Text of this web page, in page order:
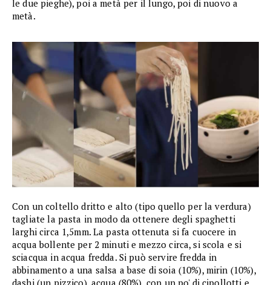
le due pieghe), poi a metà per il lungo, poi di nuovo a
metà.
Con un coltello dritto e alto (tipo quello per la verdura)
tagliate la pasta in modo da ottenere degli spaghetti
larghi circa 1,5mm. La pasta ottenuta si fa cuocere in
acqua bollente per 2 minuti e mezzo circa, si scola e si
sciacqua in acqua fredda. Si può servire fredda in
abbinamento a una salsa a base di soia (10%), mirin (10%),
dashi (un pizzico), acqua (80%), con un po' di cipollotti e